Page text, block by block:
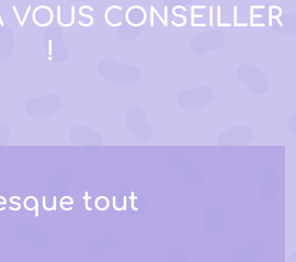
VOUS CONSEILLER
!
tout